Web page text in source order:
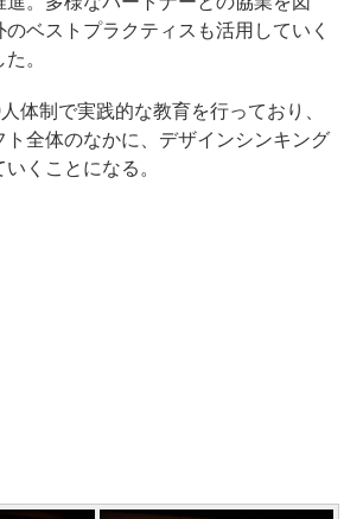
ベストプラクティスも活用していく
。
体制で実践的な教育を行っており、
ト全体のなかに、デザインシンキング
くことになる。